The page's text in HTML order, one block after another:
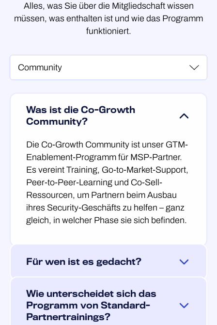
Alles, was Sie über die Mitgliedschaft wissen
müssen, was enthalten ist und wie das Programm
funktioniert.
Was ist die Co-Growth
Community?
Die Co-Growth Community ist unser GTM-
Enablement-Programm für MSP-Partner.
Es vereint Training, Go-to-Market-Support,
Peer-to-Peer-Learning und Co-Sell-
Ressourcen, um Partnern beim Ausbau
ihres Security-Geschäfts zu helfen – ganz
gleich, in welcher Phase sie sich befinden.
Für wen ist es gedacht?
Partner in drei Phasen: Starter, die ein
neues Security-Angebot aufbauen,
Wie unterscheidet sich das
Programm von Standard-
Partnertrainings?